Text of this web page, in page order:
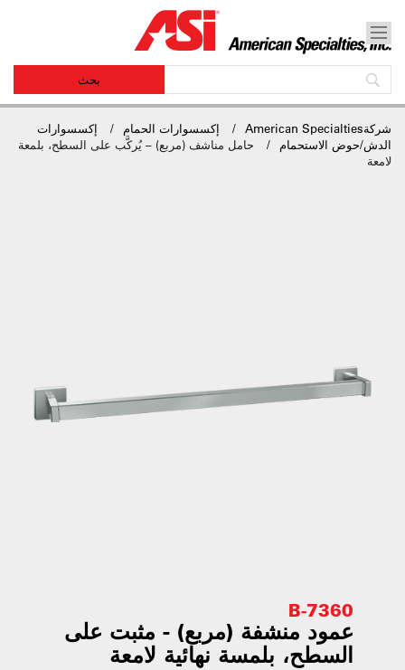
شركةAmerican Specialties إكسسوارات الحمام
إكسسوارات
الدش/حوض الاستحمام
حامل مناشف (مربع) – يُركَّب على السطح، بلمعة
لامعة
7360-B
عمود منشفة (مربع) - مثبت على
السطح، بلمسة نهائية لامعة